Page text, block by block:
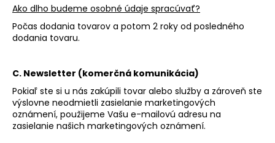
Ako dlho budeme osobné údaje spracúvať?
Počas dodania tovarov a potom 2 roky od posledného
dodania tovaru.
C. Newsletter (komerčná komunikácia)
Pokiaľ ste si u nás zakúpili tovar alebo služby a zároveň ste
výslovne neodmietli zasielanie marketingových
oznámení, použijeme Vašu e-mailovú adresu na
zasielanie našich marketingových oznámení.